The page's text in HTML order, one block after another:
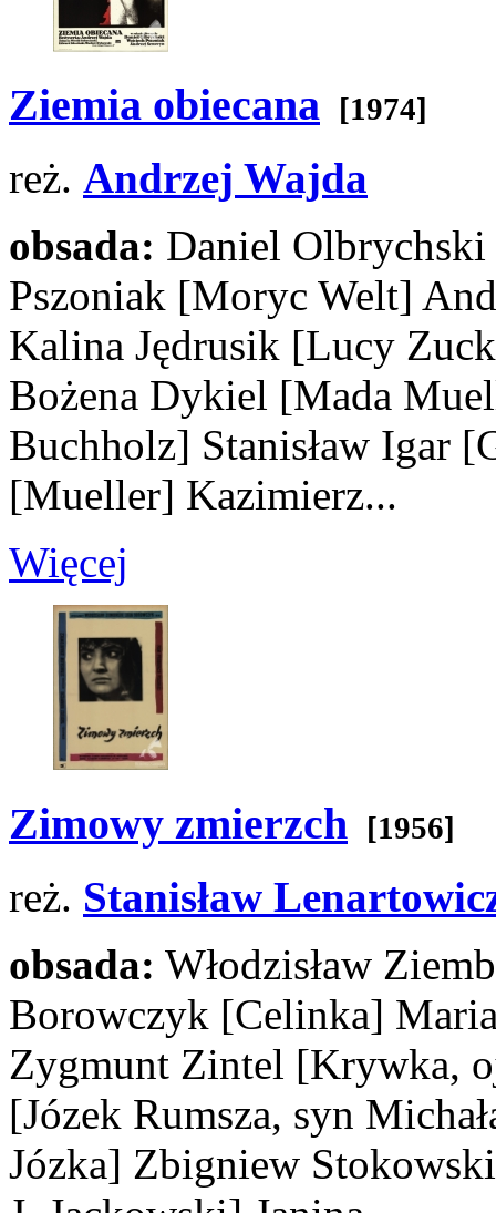
Ziemia obiecana [1974]
reż. Andrzej Wajda
obsada: Daniel Olbrychski
Pszoniak [Moryc Welt]
Kalina Jędrusik [Lucy
Bożena Dykiel [Mada
Buchholz] Stanisław Igar
[Mueller] Kazimierz...
Więcej
Zimowy zmierzch [1956]
reż. Stanisław
obsada: Włodzisław
Borowczyk [Celinka]
Zygmunt Zintel [Krywka,
[Józek Rumsza, syn
Józka] Zbigniew